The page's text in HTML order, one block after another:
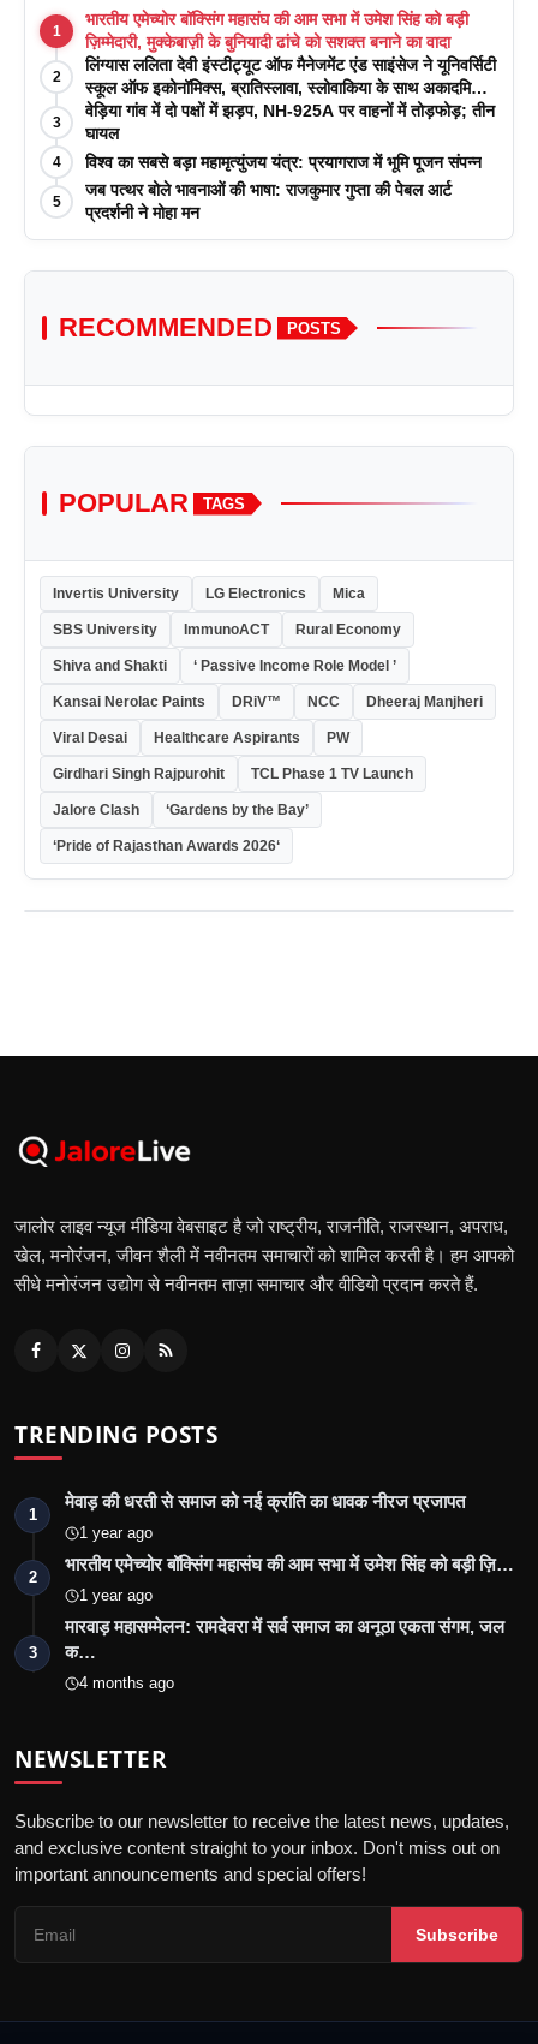
1
भारतीय एमेच्योर बॉक्सिंग महासंघ की आम सभा में उमेश सिंह को बड़ी
ज़िम्मेदारी, मुक्केबाज़ी के बुनियादी ढांचे को सशक्त बनाने का वादा
2
लिंग्यास ललिता देवी इंस्टीट्यूट ऑफ मैनेजमेंट एंड साइंसेज ने यूनिवर्सिटी
स्कूल ऑफ इकोनॉमिक्स, ब्रातिस्लावा, स्लोवाकिया के साथ अकादमिक
पत्रिकाओं में प्रकाशन रणनीतियों पर एक दिवसीय कार्यशाला का
आयोजन किया
3
वेड़िया गांव में दो पक्षों में झड़प, NH-925A पर वाहनों में तोड़फोड़; तीन
घायल
4 विश्व का सबसे बड़ा महामृत्युंजय यंत्र: प्रयागराज में भूमि पूजन संपन्न
5
जब पत्थर बोले भावनाओं की भाषा: राजकुमार गुप्ता की पेबल आर्ट
प्रदर्शनी ने मोहा मन
RECOMMENDED POSTS
POPULAR TAGS
Invertis University LG Electronics Mica
SBS University ImmunoACT Rural Economy
Shiva and Shakti ‘ Passive Income Role Model ’
Kansai Nerolac Paints DRiV™ NCC Dheeraj Manjheri
Viral Desai Healthcare Aspirants PW
Girdhari Singh Rajpurohit TCL Phase 1 TV Launch
Jalore Clash ‘Gardens by the Bay’
‘Pride of Rajasthan Awards 2026‘
जालोर लाइव न्यूज मीडिया वेबसाइट है जो राष्ट्रीय, राजनीति, राजस्थान, अपराध,
खेल, मनोरंजन, जीवन शैली में नवीनतम समाचारों को शामिल करती है। हम आपको
सीधे मनोरंजन उद्योग से नवीनतम ताज़ा समाचार और वीडियो प्रदान करते हैं.
TRENDING POSTS
1
मेवाड़ की धरती से समाज को नई क्रांति का धावक नीरज प्रजापत
1 year ago
2
भारतीय एमेच्योर बॉक्सिंग महासंघ की आम सभा में उमेश सिंह को बड़ी ज़ि…
1 year ago
3
मारवाड़ महासम्मेलन: रामदेवरा में सर्व समाज का अनूठा एकता संगम, जल
क…
4 months ago
NEWSLETTER
Subscribe to our newsletter to receive the latest news, updates,
and exclusive content straight to your inbox. Don't miss out on
important announcements and special offers!
Subscribe